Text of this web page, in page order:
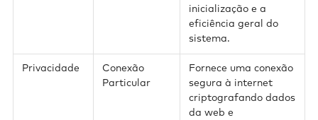
inicialização e a
eficiência geral do
sistema.
Privacidade
Conexão
Particular
Fornece uma conexão
segura à internet
criptografando dados
da web e